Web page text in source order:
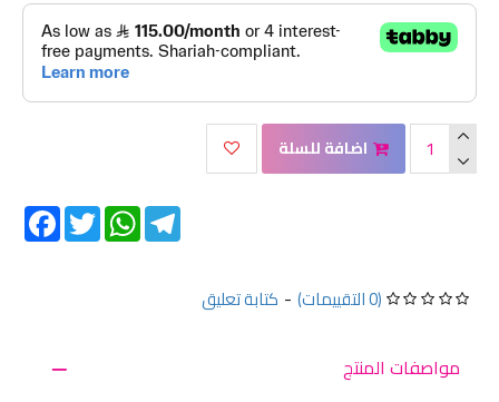
(0 التقييمات) - كتابة تعليق
اضافة للسلة
Twitter
WhatsAppTelegram
مواصفات المنتج